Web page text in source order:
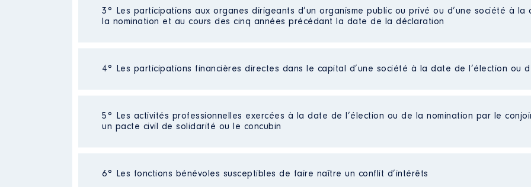
2019
28 593 €
Net
2023
2 486 € Net
Néant
3° Les participations aux organes dirigeants d’un organisme public ou privé ou d’une société à la
la nomination et au cours des cinq années précédant la date de la déclaration
Description
Rémunération ou gratification:
2017 0 €
Net
0 €
4° Les participations financières directes dans le capital d’une société à la date de l’élection ou
Néant
5° Les activités professionnelles exercées à la date de l’élection ou de la nomination par le
un pacte civil de solidarité ou le concubin
Activité professionnelle : Professeure
6° Les fonctions bénévoles susceptibles de faire naître un conflit d’intérêts